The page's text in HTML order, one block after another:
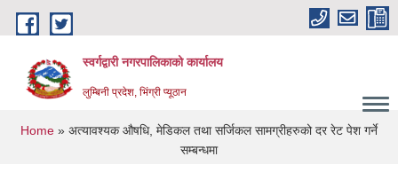
Skip to main content
स्वर्गद्वारी नगरपालिकाको कार्यालय
लुम्बिनी प्रदेश, भिंग्री प्यूठान
You are here
Home » अत्यावश्यक औषधि, मेडिकल तथा सर्जिकल सामग्रीहरुको दर रेट पेश गर्ने
सम्बन्धमा